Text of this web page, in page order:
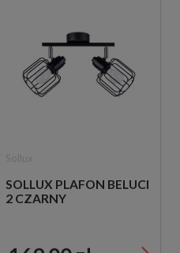
SOLLUX PLAFON BELUCI
2 CZARNY